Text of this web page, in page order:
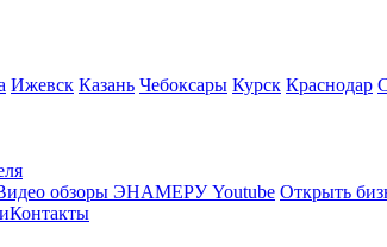
Ижевск Казань Чебоксары Курск Краснодар
обзоры ЭНАМЕРУ Youtube Открыть
Контакты